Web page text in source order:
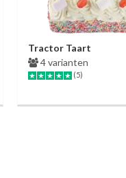
Tractor Taart
4 varianten
(5)